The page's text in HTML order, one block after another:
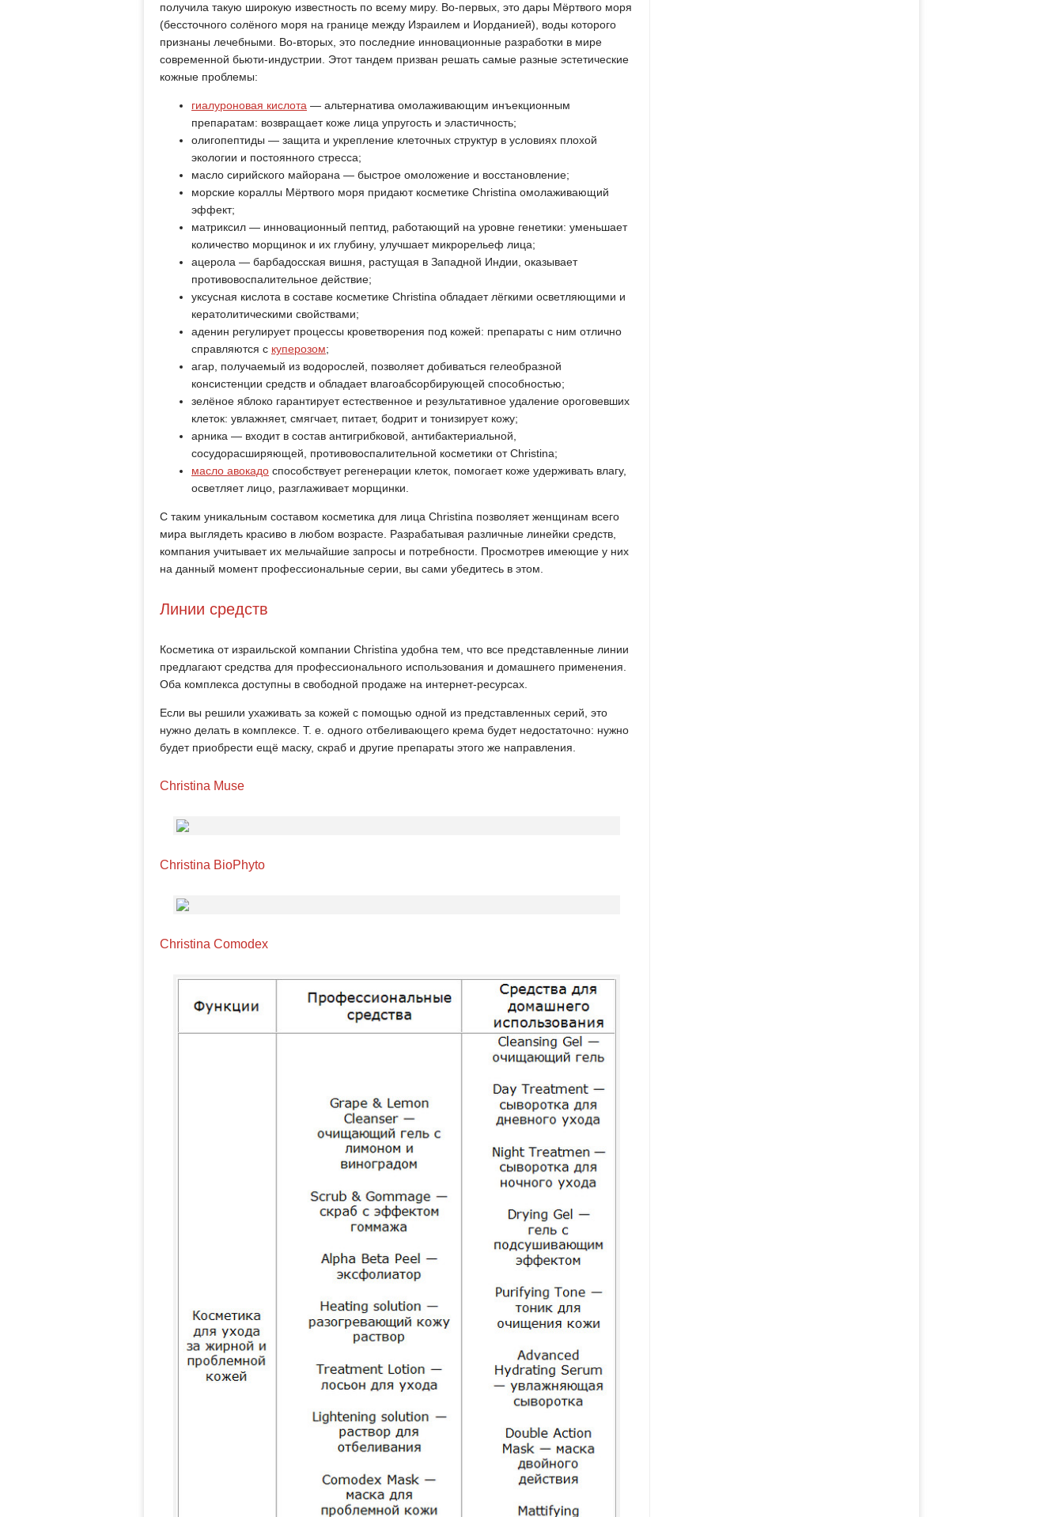
получила такую широкую известность по всему миру. Во-первых, это дары Мёртвого моря
(бессточного солёного моря на границе между Израилем и Иорданией), воды которого
признаны лечебными. Во-вторых, это последние инновационные разработки в мире
современной бьюти-индустрии. Этот тандем призван решать самые разные эстетические
кожные проблемы:
гиалуроновая кислота — альтернатива омолаживающим инъекционным
препаратам: возвращает коже лица упругость и эластичность;
олигопептиды — защита и укрепление клеточных структур в условиях плохой
экологии и постоянного стресса;
масло сирийского майорана — быстрое омоложение и восстановление;
морские кораллы Мёртвого моря придают косметике Christina омолаживающий
эффект;
матриксил — инновационный пептид, работающий на уровне генетики: уменьшает
количество морщинок и их глубину, улучшает микрорельеф лица;
ацерола — барбадосская вишня, растущая в Западной Индии, оказывает
противовоспалительное действие;
уксусная кислота в составе косметике Christina обладает лёгкими осветляющими и
кератолитическими свойствами;
аденин регулирует процессы кроветворения под кожей: препараты с ним отлично
справляются с куперозом;
агар, получаемый из водорослей, позволяет добиваться гелеобразной
консистенции средств и обладает влагоабсорбирующей способностью;
зелёное яблоко гарантирует естественное и результативное удаление ороговевших
клеток: увлажняет, смягчает, питает, бодрит и тонизирует кожу;
арника — входит в состав антигрибковой, антибактериальной,
сосудорасширяющей, противовоспалительной косметики от Christina;
масло авокадо способствует регенерации клеток, помогает коже удерживать влагу,
осветляет лицо, разглаживает морщинки.
С таким уникальным составом косметика для лица Сhristina позволяет женщинам всего
мира выглядеть красиво в любом возрасте. Разрабатывая различные линейки средств,
компания учитывает их мельчайшие запросы и потребности. Просмотрев имеющие у них
на данный момент профессиональные серии, вы сами убедитесь в этом.
Линии средств
Косметика от израильской компании Christina удобна тем, что все представленные линии
предлагают средства для профессионального использования и домашнего применения.
Оба комплекса доступны в свободной продаже на интернет-ресурсах.
Если вы решили ухаживать за кожей с помощью одной из представленных серий, это
нужно делать в комплексе. Т. е. одного отбеливающего крема будет недостаточно: нужно
будет приобрести ещё маску, скраб и другие препараты этого же направления.
Christina Muse
Christina BioPhyto
Christina Comodex